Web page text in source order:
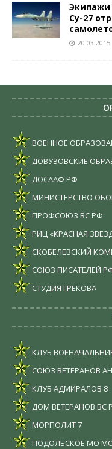
Экипажи
Су-27
20.03.2015
ВОЕННОЕ
ДОВУЗОВСКИЕ
ДОСААФ РФ
МИНИСТЕРСТВО
ПРОФСОЮЗ ВС РФ
РИЦ «КРАСНАЯ
СКОБЕЛЕВСКИЙ
СОЮЗ ПИСАТЕЛЕЙ
СТУДИЯ ГРЕКОВА
КЛУБ
СОЮЗ ВЕТЕРАНОВ
КЛУБ АДМИРАЛОВ 8
ДОМ ВЕТЕРАНОВ ВС
МОРПОЛИТ7
ПОДОЛЬСКОЕ МО